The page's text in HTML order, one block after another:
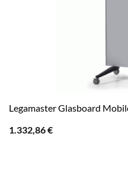
Legamaster Glasboard
1.332,86€